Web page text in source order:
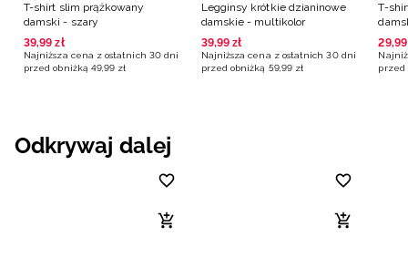
T-shirt slim prążkowany
damski - szary
39,99 zł
Najniższa cena z ostatnich 30 dni
przed obniżką 49,99 zł
Legginsy krótkie dzianinowe
damskie - multikolor
39,99 zł
Najniższa cena z ostatnich 30 dni
przed obniżką 59,99 zł
T-
29,99
przed
Odkrywaj dalej